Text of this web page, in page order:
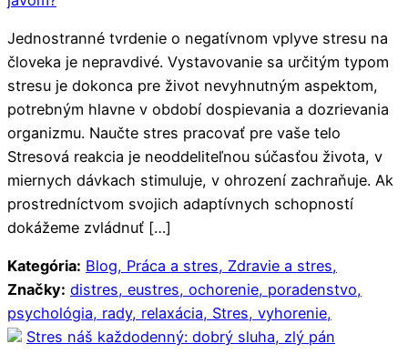
Jednostranné tvrdenie o negatívnom vplyve stresu na
človeka je nepravdivé. Vystavovanie sa určitým typom
stresu je dokonca pre život nevyhnutným aspektom,
potrebným hlavne v období dospievania a dozrievania
organizmu. Naučte stres pracovať pre vaše telo
Stresová reakcia je neoddeliteľnou súčasťou života, v
miernych dávkach stimuluje, v ohrození zachraňuje. Ak
prostredníctvom svojich adaptívnych schopností
dokážeme zvládnuť […]
Kategória: Blog, Práca a stres, Zdravie a stres,
Značky: distres, eustres, ochorenie, poradenstvo,
psychológia, rady, relaxácia, Stres, vyhorenie,
Stres náš každodenný: dobrý sluha, zlý pán